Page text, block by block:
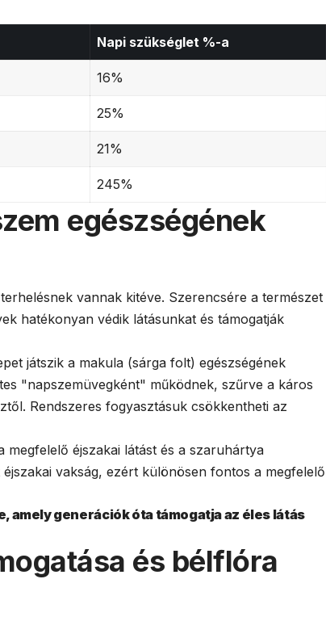
Napi szükséglet %-a
16%
25%
21%
245%
egészségének
vannak kitéve. Szerencsére a természet
hatékonyan védik látásunkat és támogatják
játszik a makula (sárga folt) egészségének
"napszemüvegként" működnek, szűrve a káros
Rendszeres fogyasztásuk csökkentheti az
megfelelő éjszakai látást és a szaruhártya
vakság, ezért különösen fontos a megfelelő
amely generációk óta támogatja az éles látás
és bélflóra